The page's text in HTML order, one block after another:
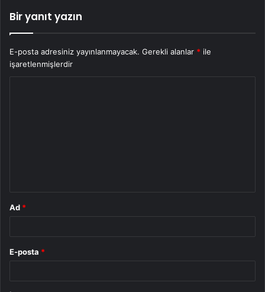
Bir yanıt yazın
E-posta adresiniz yayınlanmayacak. Gerekli alanlar * ile
işaretlenmişlerdir
Ad *
E-posta *